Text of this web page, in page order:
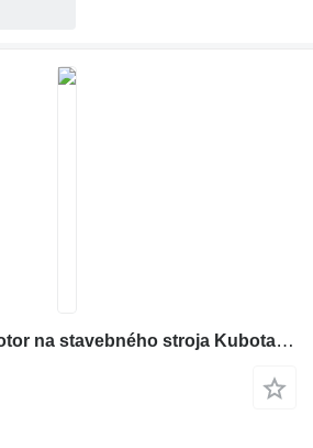
Piest SET Piston Motor na stavebného stroja Kubota V1502-B Complectat cu Inele și Accesorii